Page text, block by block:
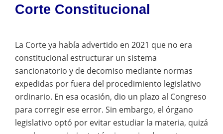
Corte Constitucional
La Corte ya había advertido en 2021 que no era
constitucional estructurar un sistema
sancionatorio y de decomiso mediante normas
expedidas por fuera del procedimiento legislativo
ordinario. En esa ocasión, dio un plazo al Congreso
para corregir ese error. Sin embargo, el órgano
legislativo optó por evitar estudiar la materia, quizá